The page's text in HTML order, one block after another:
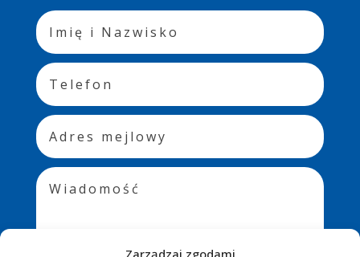
Zarządzaj zgodami